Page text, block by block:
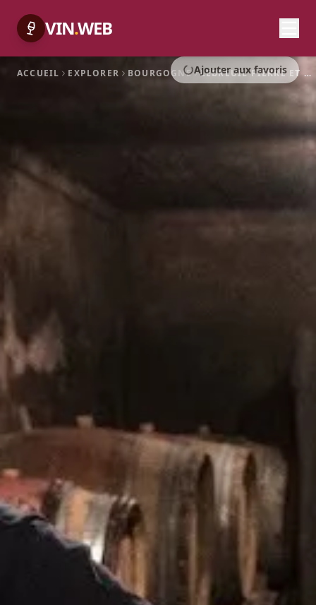
VIN.WEB
ACCUEIL EXPLORER BOURGOGNE LEBREUIL PIERRE ET JEAN-BAPTISTE
Ajouter aux favoris